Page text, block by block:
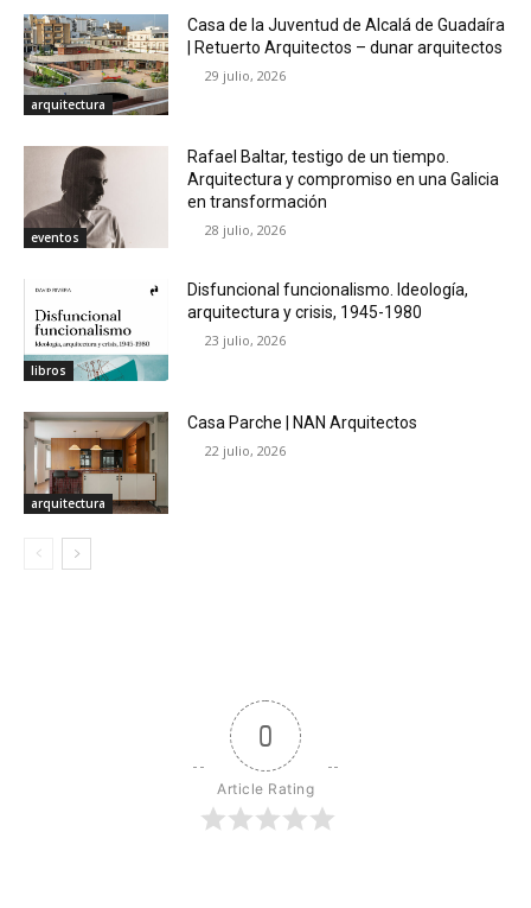
arquitectura
Casa de la Juventud de Alcalá de Guadaíra
| Retuerto Arquitectos – dunar arquitectos
29 julio, 2026
eventos
Rafael Baltar, testigo de un tiempo.
Arquitectura y compromiso en una Galicia
en transformación
28 julio, 2026
libros
Disfuncional funcionalismo. Ideología,
arquitectura y crisis, 1945-1980
23 julio, 2026
arquitectura
Casa Parche | NAN Arquitectos
22 julio, 2026
0
Article Rating